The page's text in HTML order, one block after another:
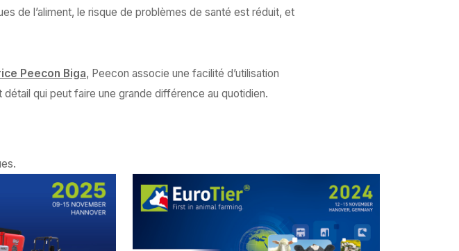
de l’aliment, le risque de problèmes de santé est réduit, et
Peecon Biga, Peecon associe une facilité d’utilisation
qui peut faire une grande différence au quotidien.